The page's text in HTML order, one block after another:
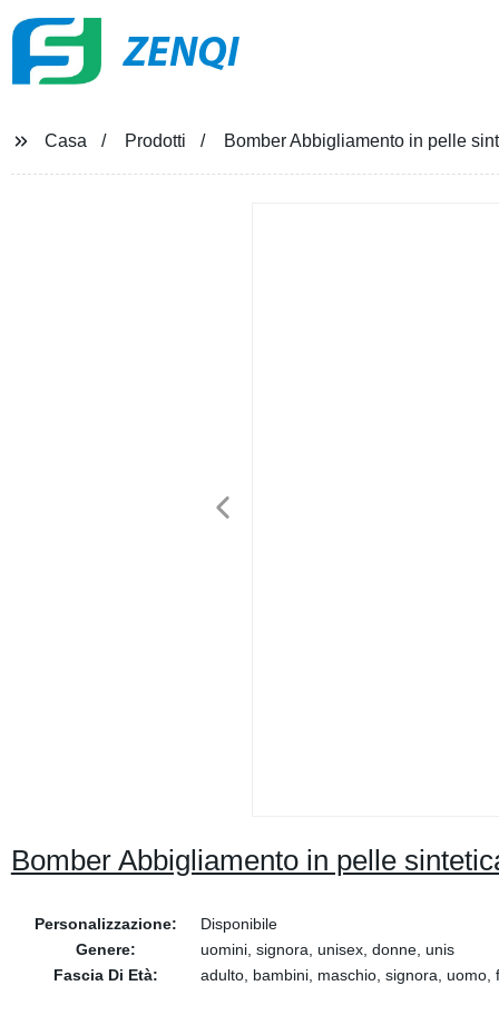
ZENQI
Casa Prodotti Bomber Abbigliamento in pelle
Bomber Abbigliamento in pelle
Personalizzazione:
Disponibile
Genere:
uomini, signora, unisex, donne, unis
Fascia Di Età:
adulto, bambini, maschio, signora, uomo,